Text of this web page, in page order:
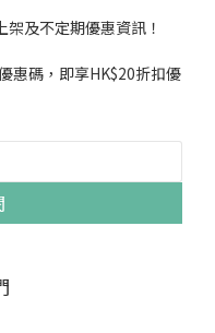
及不定期優惠資訊！
惠碼，即享HK$20折扣優